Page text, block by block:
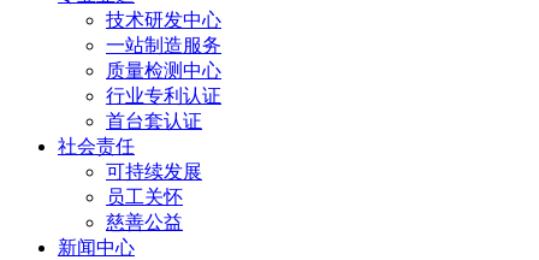
技术研发中心
一站制造服务
质量检测中心
行业专利认证
首台套认证
社会责任
可持续发展
员工关怀
慈善公益
新闻中心